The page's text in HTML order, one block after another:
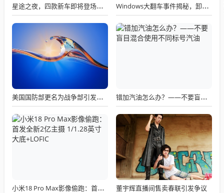
星途之夜，四款新车即将登场，未来道路明朗化 Windows大翻车事件揭秘，卸载也出错，微软建议需谨慎！
美国国防部更名为战争部引发关注热议 错加汽油怎么办？——不要盲目混合使用不同标号汽油
小米18 Pro Max影像偷跑：首发全新2亿主摄 1/1.28英寸大底+LOFIC 董宇辉直播间售卖春联引发争议